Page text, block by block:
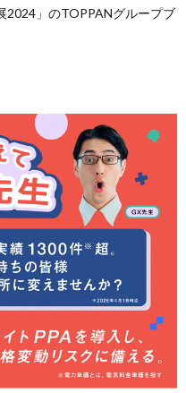
2024」のTOPPANグループブ